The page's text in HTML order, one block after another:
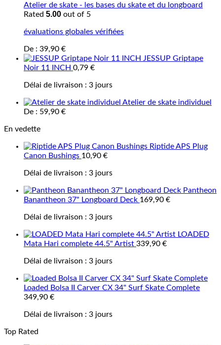
Atelier de skate - les bases du skate et du longboard
Rated 5.00 out of 5
évaluations globales vérifiées
De : 39,90 €
JESSUP Griptape
Noir 11 INCH 0,79 €
Délai de livraison : 3 jours
Atelier de skate individuel
De : 59,90 €
En vedette
Riptide APS Plug
Canon Bushings 10,90 €
Délai de livraison : 3 jours
Pantheon
Banantheon 37" Longboard Deck 169,90 €
Délai de livraison : 3 jours
LOADED
Mata Hari complete 44.5" Artist 339,90 €
Délai de livraison : 3 jours
Loaded Bolsa II Carver CX 34" Surf Skate Complete
349,90 €
Délai de livraison : 3 jours
Top Rated